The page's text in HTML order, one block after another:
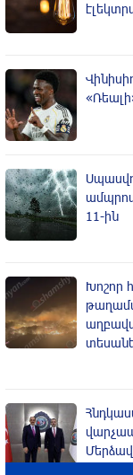
11-ին
Խոշոր